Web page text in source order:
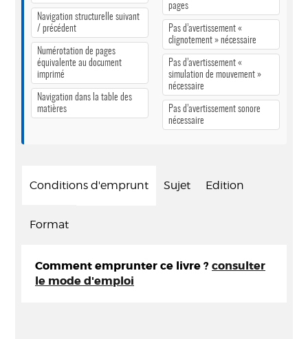
Navigation structurelle suivant
/ précédent
Numérotation de pages
équivalente au document
imprimé
Navigation dans la table des
matières
pages
Pas d’avertissement «
clignotement » nécessaire
Pas d’avertissement «
simulation de mouvement »
nécessaire
Pas d’avertissement sonore
nécessaire
Conditions d'emprunt Sujet Edition
Format
Comment emprunter ce livre ? consulter
le mode d'emploi